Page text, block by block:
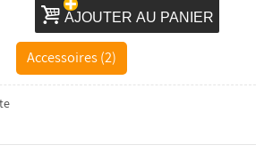
AJOUTER AU PANIER
Accessoires (2)